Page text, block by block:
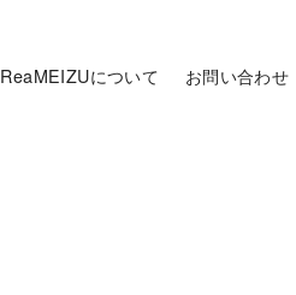
ReaMEIZUについて お問い合わせ